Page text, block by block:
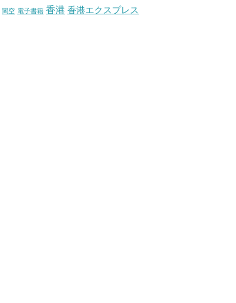
関空 電子書籍 香港 香港エクスプレス